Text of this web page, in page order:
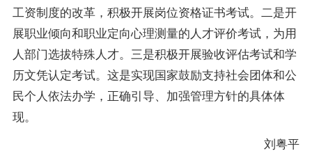
工资制度的改革，积极开展岗位资格证书考试。二是开
展职业倾向和职业定向心理测量的人才评价考试，为用
人部门选拔特殊人才。三是积极开展验收评估考试和学
历文凭认定考试。这是实现国家鼓励支持社会团体和公
民个人依法办学，正确引导、加强管理方针的具体体
现。
刘粤平